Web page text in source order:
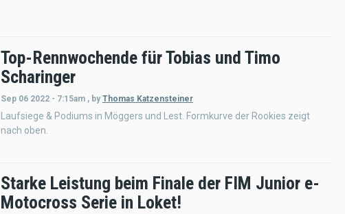
Top-Rennwochende für Tobias und Timo
Scharinger
Sep 06 2022 - 7:15am , by Thomas Katzensteiner
Laufsiege & Podiums in Möggers und Lest. Formkurve der Rookies zeigt
nach oben.
Starke Leistung beim Finale der FIM Junior e-
Motocross Serie in Loket!